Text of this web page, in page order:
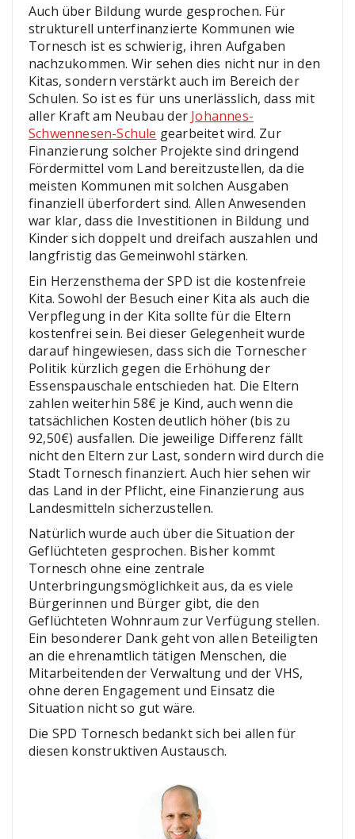
Auch über Bildung wurde gesprochen. Für
strukturell unterfinanzierte Kommunen wie
Tornesch ist es schwierig, ihren Aufgaben
nachzukommen. Wir sehen dies nicht nur in den
Kitas, sondern verstärkt auch im Bereich der
Schulen. So ist es für uns unerlässlich, dass mit
aller Kraft am Neubau der Johannes-
Schwennesen-Schule gearbeitet wird. Zur
Finanzierung solcher Projekte sind dringend
Fördermittel vom Land bereitzustellen, da die
meisten Kommunen mit solchen Ausgaben
finanziell überfordert sind. Allen Anwesenden
war klar, dass die Investitionen in Bildung und
Kinder sich doppelt und dreifach auszahlen und
langfristig das Gemeinwohl stärken.
Ein Herzensthema der SPD ist die kostenfreie
Kita. Sowohl der Besuch einer Kita als auch die
Verpflegung in der Kita sollte für die Eltern
kostenfrei sein. Bei dieser Gelegenheit wurde
darauf hingewiesen, dass sich die Tornescher
Politik kürzlich gegen die Erhöhung der
Essenspauschale entschieden hat. Die Eltern
zahlen weiterhin 58€ je Kind, auch wenn die
tatsächlichen Kosten deutlich höher (bis zu
92,50€) ausfallen. Die jeweilige Differenz fällt
nicht den Eltern zur Last, sondern wird durch die
Stadt Tornesch finanziert. Auch hier sehen wir
das Land in der Pflicht, eine Finanzierung aus
Landesmitteln sicherzustellen.
Natürlich wurde auch über die Situation der
Geflüchteten gesprochen. Bisher kommt
Tornesch ohne eine zentrale
Unterbringungsmöglichkeit aus, da es viele
Bürgerinnen und Bürger gibt, die den
Geflüchteten Wohnraum zur Verfügung stellen.
Ein besonderer Dank geht von allen Beteiligten
an die ehrenamtlich tätigen Menschen, die
Mitarbeitenden der Verwaltung und der VHS,
ohne deren Engagement und Einsatz die
Situation nicht so gut wäre.
Die SPD Tornesch bedankt sich bei allen für
diesen konstruktiven Austausch.